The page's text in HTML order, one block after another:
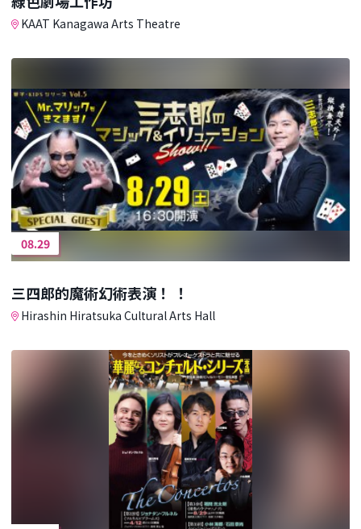
KAAT Kanagawa Arts Theatre
08.29
三四郎的魔術幻術表演！ ！
Hirashin Hiratsuka Cultural Arts Hall